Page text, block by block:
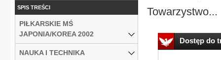
Towarzystwo...
Dostęp do
SPIS TREŚCI
PIŁKARSKIE MŚ
JAPONIA/KOREA 2002
NAUKA I TECHNIKA